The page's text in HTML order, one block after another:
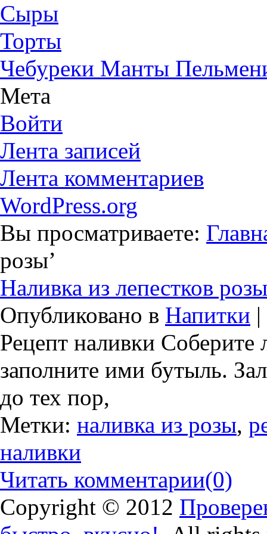
Сыры
Торты
Чебуреки Манты
Мета
Войти
Лента записей
Лента комментариев
WordPress.org
Вы просматриваете:
розы’
Наливка из лепестков розы
Опубликовано в Напитки
Рецепт наливки
заполните ими бутыль.
до тех пор,
Метки: наливка из розы,
наливки
Читать комментарии(0)
Copyright © 2012